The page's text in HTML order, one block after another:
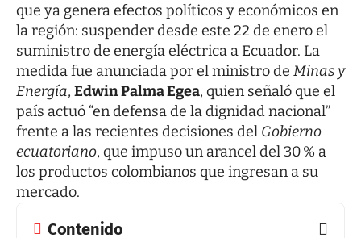
que ya genera efectos políticos y económicos en
la región: suspender desde este 22 de enero el
suministro de energía eléctrica a Ecuador. La
medida fue anunciada por el ministro de Minas y
Energía, Edwin Palma Egea, quien señaló que el
país actuó “en defensa de la dignidad nacional”
frente a las recientes decisiones del Gobierno
ecuatoriano, que impuso un arancel del 30 % a
los productos colombianos que ingresan a su
mercado.
Contenido